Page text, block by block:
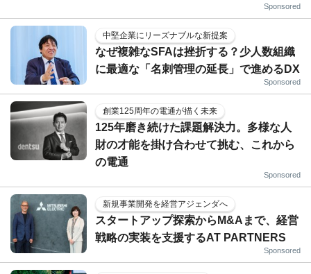
Sponsored
中堅企業にリーズナブルな新提案
なぜ複雑なSFAは挫折する？少人数組織
に最適な「名刺管理の延長」で進めるDX
Sponsored
創業125周年の電通が描く未来
125年磨き続けた課題解決力。多様な人
財の才能を掛け合わせて挑む、これから
の電通
Sponsored
新規事業開発を経営アジェンダへ
スタートアップ探索からM&Aまで、経営
戦略の実装を支援するAT PARTNERS
Sponsored